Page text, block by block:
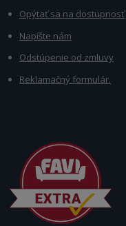
Opýtať sa na dostupnosť
Napíšte nám
Odstúpenie od zmluvy
Reklamačný formulár.